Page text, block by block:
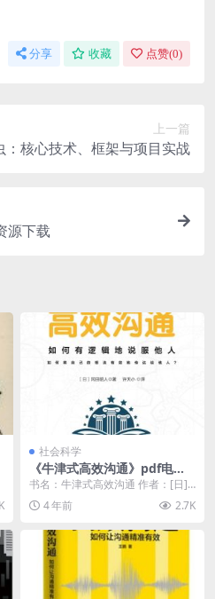
分享 收藏 点赞(0)
上一篇
核心技术、框架与项目实战
源下载
社会科学
《牛津式高效沟通》pdf电子
书免费下载
书名：牛津式高效沟通 作者：[日]
冈田昭人 出版社：北京联合出版公
司 译者：许天...
4 年前 2.7K